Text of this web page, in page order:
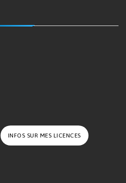
INFOS SUR MES LICENCES